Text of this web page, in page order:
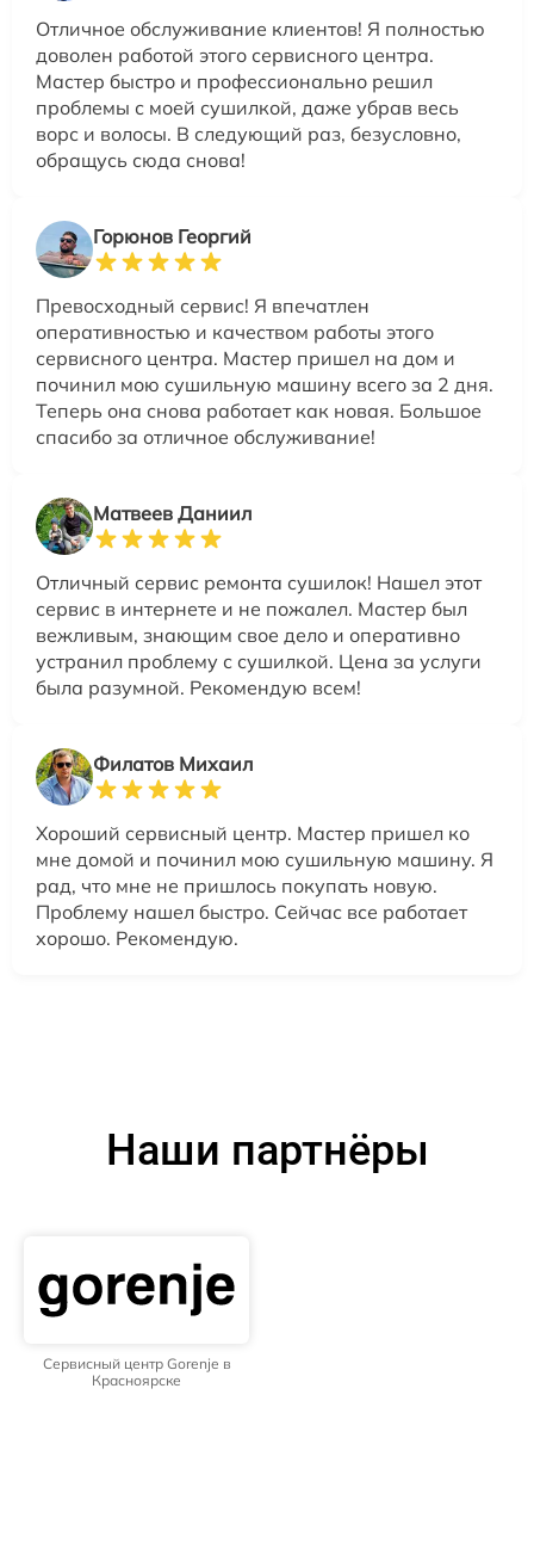
Отличное обслуживание клиентов! Я полностью
доволен работой этого сервисного центра.
Мастер быстро и профессионально решил
проблемы с моей сушилкой, даже убрав весь
ворс и волосы. В следующий раз, безусловно,
обращусь сюда снова!
Горюнов Георгий
Превосходный сервис! Я впечатлен
оперативностью и качеством работы этого
сервисного центра. Мастер пришел на дом и
починил мою сушильную машину всего за 2 дня.
Теперь она снова работает как новая. Большое
спасибо за отличное обслуживание!
Матвеев Даниил
Отличный сервис ремонта сушилок! Нашел этот
сервис в интернете и не пожалел. Мастер был
вежливым, знающим свое дело и оперативно
устранил проблему с сушилкой. Цена за услуги
была разумной. Рекомендую всем!
Филатов Михаил
Хороший сервисный центр. Мастер пришел ко
мне домой и починил мою сушильную машину. Я
рад, что мне не пришлось покупать новую.
Проблему нашел быстро. Сейчас все работает
хорошо. Рекомендую.
Наши партнёры
Сервисный центр Gorenje в
Красноярске